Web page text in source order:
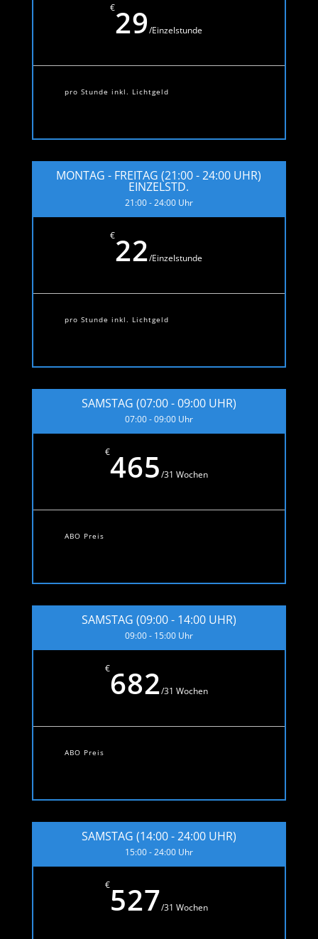
€29/Einzelstunde
pro Stunde inkl. Lichtgeld
MONTAG - FREITAG (21:00 - 24:00 UHR)
EINZELSTD.
21:00 - 24:00 Uhr
€22/Einzelstunde
pro Stunde inkl. Lichtgeld
SAMSTAG (07:00 - 09:00 UHR)
07:00 - 09:00 Uhr
€465/31 Wochen
ABO Preis
SAMSTAG (09:00 - 14:00 UHR)
09:00 - 15:00 Uhr
€682/31 Wochen
ABO Preis
SAMSTAG (14:00 - 24:00 UHR)
15:00 - 24:00 Uhr
€527/31 Wochen